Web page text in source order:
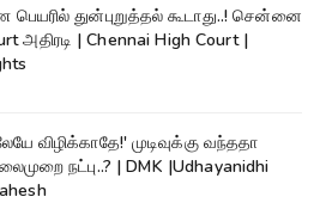
பெயரில் துன்புறுத்தல் கூடாது..! சென்னை
அதிரடி | Chennai High Court |
விழிக்காதே!' முடிவுக்கு வந்ததா
நட்பு..? | DMK |Udhayanidhi